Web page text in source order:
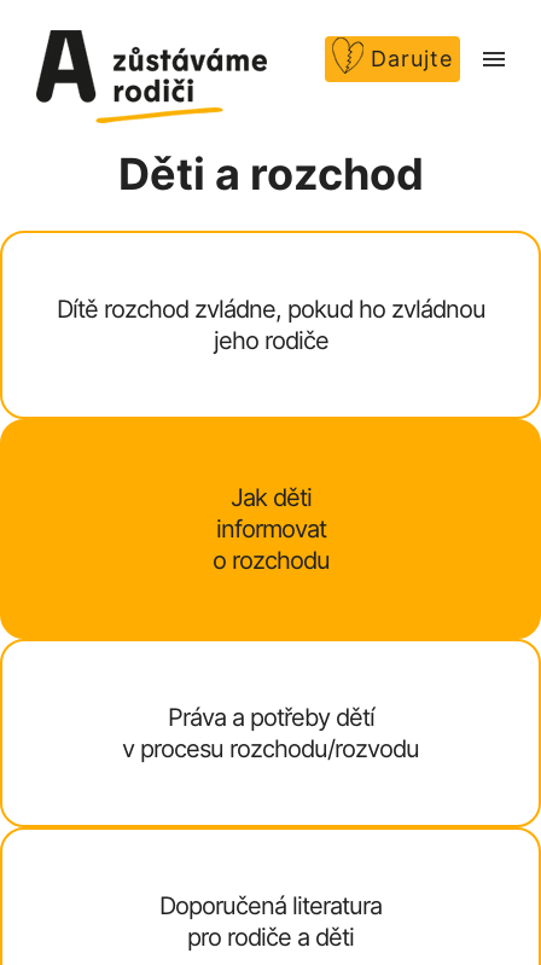
Darujte
Děti a rozchod
Dítě rozchod zvládne, pokud ho zvládnou
jeho rodiče
Jak děti
informovat
o rozchodu
Práva a potřeby dětí
v procesu rozchodu/rozvodu
Doporučená literatura
pro rodiče a děti